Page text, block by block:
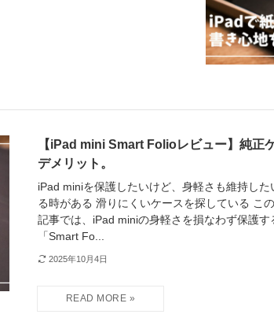
【iPad mini Smart Folioレビュー】純正
デメリット。
iPad miniを保護したいけど、身軽さも維持し
る時がある 滑りにくいケースを探している こ
記事では、iPad miniの身軽さを損なわず保護
「Smart Fo...
2025年10月4日